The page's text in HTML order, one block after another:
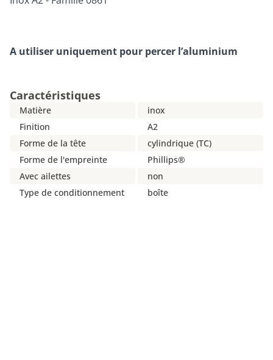
A utiliser uniquement pour percer l’aluminium
Caractéristiques
Matière
inox
Finition
A2
Forme de la tête
cylindrique (TC)
Forme de l'empreinte
Phillips®
Avec ailettes
non
Type de conditionnement
boîte